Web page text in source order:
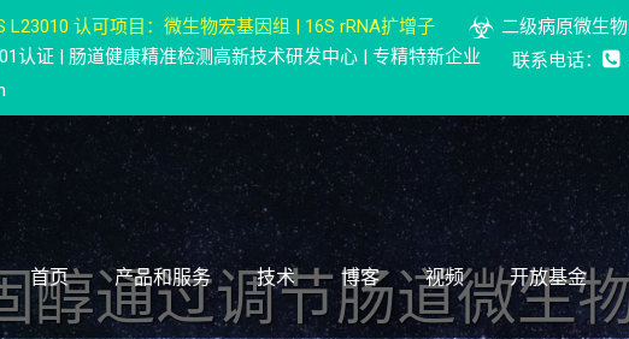
L23010 认可项目：微生物宏基因组 | 16S rRNA扩增子
二级病原微生
认证 | 肠道健康精准检测高新技术研发中心 | 专精特新企业
联系电话：
首页 产品和服务 技术 博客 视频 开放基金
醇通过调节肠道微生